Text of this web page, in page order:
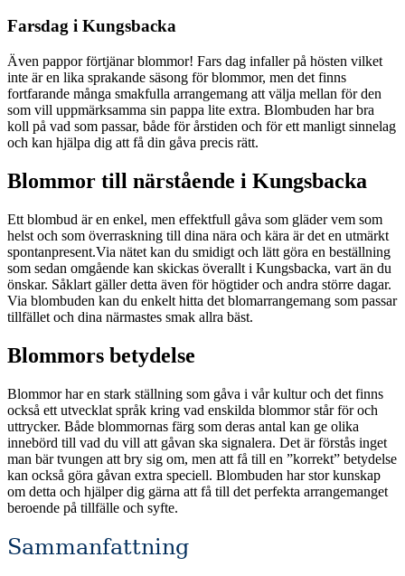
Farsdag i Kungsbacka
Även pappor förtjänar blommor! Fars dag infaller på hösten vilket
inte är en lika sprakande säsong för blommor, men det finns
fortfarande många smakfulla arrangemang att välja mellan för den
som vill uppmärksamma sin pappa lite extra. Blombuden har bra
koll på vad som passar, både för årstiden och för ett manligt sinnelag
och kan hjälpa dig att få din gåva precis rätt.
Blommor till närstående i Kungsbacka
Ett blombud är en enkel, men effektfull gåva som gläder vem som
helst och som överraskning till dina nära och kära är det en utmärkt
spontanpresent.Via nätet kan du smidigt och lätt göra en beställning
som sedan omgående kan skickas överallt i Kungsbacka, vart än du
önskar. Såklart gäller detta även för högtider och andra större dagar.
Via blombuden kan du enkelt hitta det blomarrangemang som passar
tillfället och dina närmastes smak allra bäst.
Blommors betydelse
Blommor har en stark ställning som gåva i vår kultur och det finns
också ett utvecklat språk kring vad enskilda blommor står för och
uttrycker. Både blommornas färg som deras antal kan ge olika
innebörd till vad du vill att gåvan ska signalera. Det är förstås inget
man bär tvungen att bry sig om, men att få till en ”korrekt” betydelse
kan också göra gåvan extra speciell. Blombuden har stor kunskap
om detta och hjälper dig gärna att få till det perfekta arrangemanget
beroende på tillfälle och syfte.
Sammanfattning